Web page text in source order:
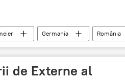
Germania
România
de Externe al